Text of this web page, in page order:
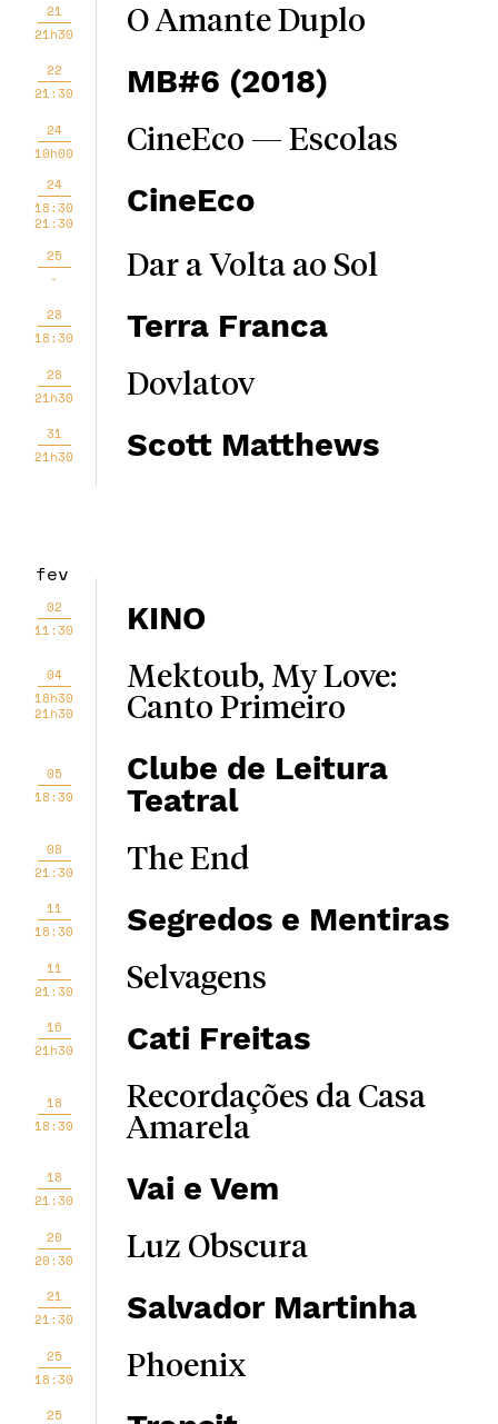
21
21h30
O Amante Duplo
22
21:30
MB#6 (2018)
24
10h00
CineEco — Escolas
24
18:30
21:30
CineEco
25
-
Dar a Volta ao Sol
28
18:30
Terra Franca
28
21h30
Dovlatov
31
21h30
Scott Matthews
fev
02
11:30
KINO
04
18h30
21h30
Mektoub, My Love:
Canto Primeiro
05
18:30
Clube de Leitura
Teatral
08
21:30
The End
11
18:30
Segredos e Mentiras
11
21:30
Selvagens
16
21h30
Cati Freitas
18
18:30
Recordações da Casa
Amarela
18
21:30
Vai e Vem
20
20:30
Luz Obscura
21
21:30
Salvador Martinha
25
18:30
Phoenix
25